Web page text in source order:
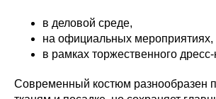
в деловой среде,
на официальных мероприятиях,
в рамках торжественного дресс-
Современный костюм разнообразен